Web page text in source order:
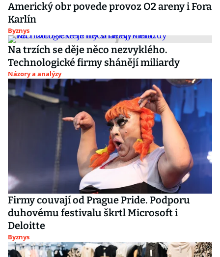
Americký obr povede provoz O2 areny i Fora
Karlín
Byznys
Na trzích se děje něco nezvyklého.
Technologické firmy shánějí miliardy
Názory a analýzy
Firmy couvají od Prague Pride. Podporu
duhovému festivalu škrtl Microsoft i
Deloitte
Byznys